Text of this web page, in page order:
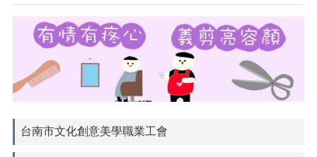
台南市文化創意美學職業工會